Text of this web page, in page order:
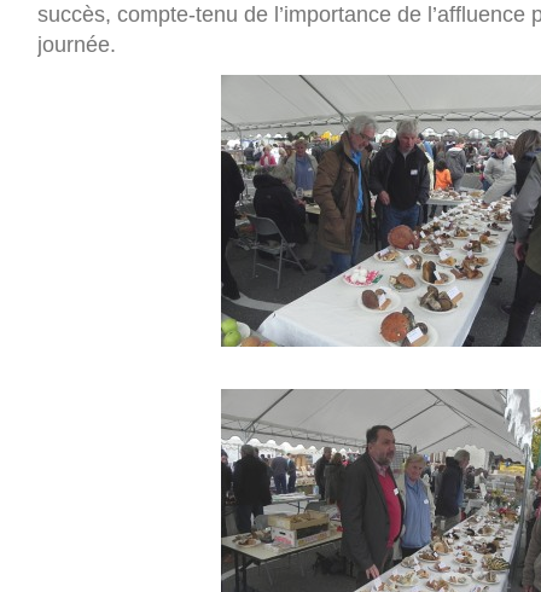
succès, compte-tenu de l’importance de l’affluence
journée.